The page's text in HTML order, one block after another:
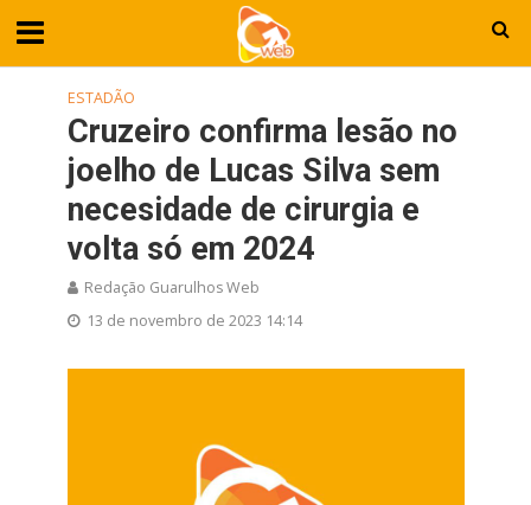
ESTADÃO
Cruzeiro confirma lesão no
joelho de Lucas Silva sem
necesidade de cirurgia e
volta só em 2024
Redação Guarulhos Web
13 de novembro de 2023 14:14